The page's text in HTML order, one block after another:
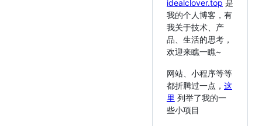
idealclover.top 是
我的个人博客，有
我关于技术、产
品、生活的思考，
欢迎来瞧一瞧~
网站、小程序等等
都折腾过一点， 这
里 列举了我的一
些小项目